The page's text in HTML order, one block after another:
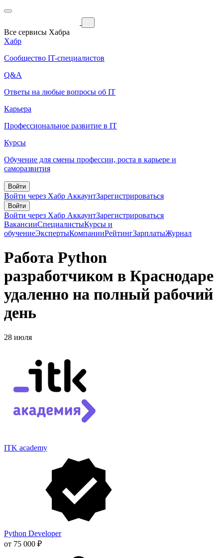
Все сервисы Хабра
Хабр
Сообщество IT-специалистов
Q&A
Ответы на любые вопросы об IT
Карьера
Профессиональное развитие в IT
Курсы
Обучение для смены профессии, роста в карьере и
саморазвития
Войти
Войти через Хабр АккаунтЗарегистрироваться
Войти
Войти через Хабр АккаунтЗарегистрироваться
ВакансииСпециалистыКурсы и
обучениеЭкспертыКомпанииРейтингЗарплатыЖурнал
Работа Python
разработчиком в Краснодаре
удаленно на полный рабочий
день
28 июля
ITK academy
Python Developer
от 75 000 ₽